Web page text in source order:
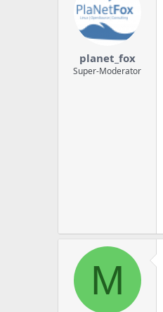
planet_fox
Super-Moderator
M